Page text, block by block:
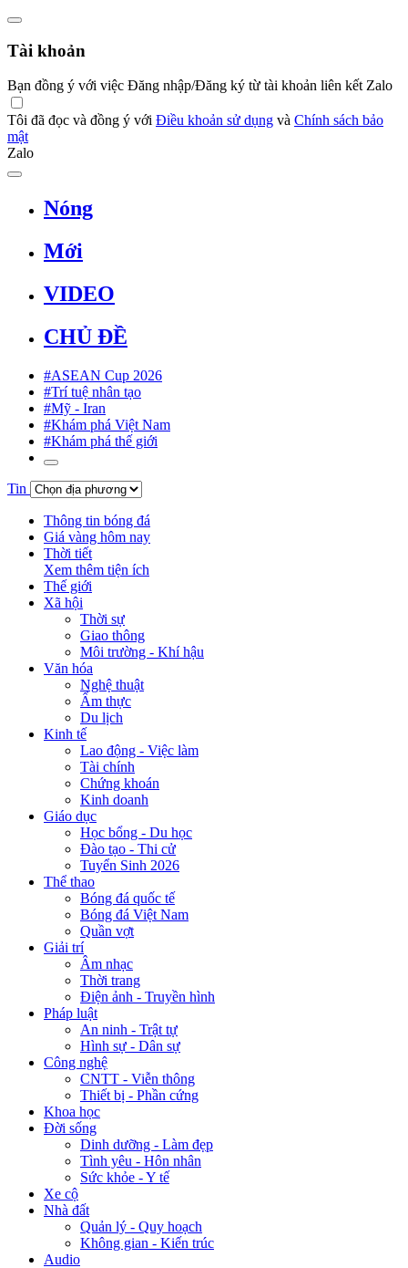
Tài khoản
Bạn đồng ý với việc Đăng nhập/Đăng ký từ tài khoản liên kết Zalo
Tôi đã đọc và đồng ý với Điều khoản sử dụng và Chính sách bảo
mật
Zalo
Nóng
Mới
VIDEO
CHỦ ĐỀ
#ASEAN Cup 2026
#Trí tuệ nhân tạo
#Mỹ - Iran
#Khám phá Việt Nam
#Khám phá thế giới
Tin
Thông tin bóng đá
Giá vàng hôm nay
Thời tiết
Xem thêm tiện ích
Thế giới
Xã hội
Thời sự
Giao thông
Môi trường - Khí hậu
Văn hóa
Nghệ thuật
Ẩm thực
Du lịch
Kinh tế
Lao động - Việc làm
Tài chính
Chứng khoán
Kinh doanh
Giáo dục
Học bổng - Du học
Đào tạo - Thi cử
Tuyển Sinh 2026
Thể thao
Bóng đá quốc tế
Bóng đá Việt Nam
Quần vợt
Giải trí
Âm nhạc
Thời trang
Điện ảnh - Truyền hình
Pháp luật
An ninh - Trật tự
Hình sự - Dân sự
Công nghệ
CNTT - Viễn thông
Thiết bị - Phần cứng
Khoa học
Đời sống
Dinh dưỡng - Làm đẹp
Tình yêu - Hôn nhân
Sức khỏe - Y tế
Xe cộ
Nhà đất
Quản lý - Quy hoạch
Không gian - Kiến trúc
Audio